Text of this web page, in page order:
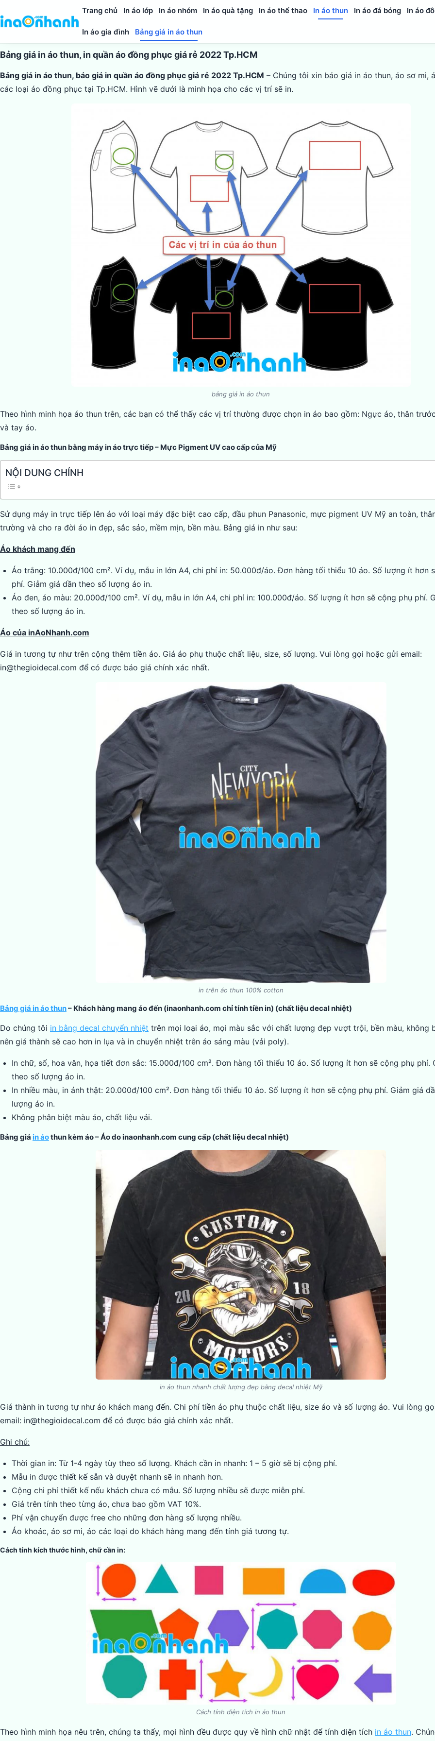
Trang chủ In áo lớp In áo nhóm In áo quà tặng In áo thể thao In áo thun In áo đá bóng In áo
In áo gia đình Bảng giá in áo thun
Bảng giá in áo thun, in quần áo đồng phục giá rẻ 2022 Tp.HCM
Bảng giá in áo thun, báo giá in quần áo đồng phục giá rẻ 2022 Tp.HCM – Chúng tôi xin báo giá in áo thun, áo sơ mi,
các loại áo đồng phục tại Tp.HCM. Hình vẽ dưới là minh họa cho các vị trí sẽ in.
bảng giá in áo thun
Theo hình minh họa áo thun trên, các bạn có thể thấy các vị trí thường được chọn in áo bao gồm: Ngực áo, thân
và tay áo.
Bảng giá in áo thun bằng máy in áo trực tiếp – Mực Pigment UV cao cấp của Mỹ
NỘI DUNG CHÍNH
Sử dụng máy in trực tiếp lên áo với loại máy đặc biệt cao cấp, đầu phun Panasonic, mực pigment UV Mỹ an toàn,
trường và cho ra đời áo in đẹp, sắc sảo, mềm mịn, bền màu. Bảng giá in như sau:
Áo khách mang đến
Áo trắng: 10.000đ/100 cm². Ví dụ, mẫu in lớn A4, chi phí in: 50.000đ/áo. Đơn hàng tối thiểu 10 áo. Số lượng ít hơn
phí. Giảm giá dần theo số lượng áo in.
Áo đen, áo màu: 20.000đ/100 cm². Ví dụ, mẫu in lớn A4, chi phí in: 100.000đ/áo. Số lượng ít hơn sẽ cộng phụ phí.
theo số lượng áo in.
Áo của inAoNhanh.com
Giá in tương tự như trên cộng thêm tiền áo. Giá áo phụ thuộc chất liệu, size, số lượng. Vui lòng gọi hoặc gửi email:
in@thegioidecal.com để có được báo giá chính xác nhất.
in trên áo thun 100% cotton
Bảng giá in áo thun– Khách hàng mang áo đến (inaonhanh.com chỉ tính tiền in) (chất liệu decal nhiệt)
Do chúng tôi in bằng decal chuyển nhiệt trên mọi loại áo, mọi màu sắc với chất lượng đẹp vượt trội, bền màu, không
nên giá thành sẽ cao hơn in lụa và in chuyển nhiệt trên áo sáng màu (vải poly).
In chữ, số, hoa văn, họa tiết đơn sắc: 15.000đ/100 cm². Đơn hàng tối thiểu 10 áo. Số lượng ít hơn sẽ cộng phụ phí.
theo số lượng áo in.
In nhiều màu, in ảnh thật: 20.000đ/100 cm². Đơn hàng tối thiểu 10 áo. Số lượng ít hơn sẽ cộng phụ phí. Giảm giá
lượng áo in.
Không phân biệt màu áo, chất liệu vải.
Bảng giá in áothun kèm áo – Áo do inaonhanh.com cung cấp (chất liệu decal nhiệt)
in áo thun nhanh chất lượng đẹp bằng decal nhiệt Mỹ
Giá thành in tương tự như áo khách mang đến. Chi phí tiền áo phụ thuộc chất liệu, size áo và số lượng áo. Vui lòng
email: in@thegioidecal.com để có được báo giá chính xác nhất.
Ghi chú:
Thời gian in: Từ 1-4 ngày tùy theo số lượng. Khách cần in nhanh: 1 – 5 giờ sẽ bị cộng phí.
Mẫu in được thiết kế sẵn và duyệt nhanh sẽ in nhanh hơn.
Cộng chi phí thiết kế nếu khách chưa có mẫu. Số lượng nhiều sẽ được miễn phí.
Giá trên tính theo từng áo, chưa bao gồm VAT 10%.
Phí vận chuyển được free cho những đơn hàng số lượng nhiều.
Áo khoác, áo sơ mi, áo các loại do khách hàng mang đến tính giá tương tự.
Cách tính kích thước hình, chữ cần in:
Cách tính diện tích in áo thun
Theo hình minh họa nêu trên, chúng ta thấy, mọi hình đều được quy về hình chữ nhật để tính diện tích in áo thun.